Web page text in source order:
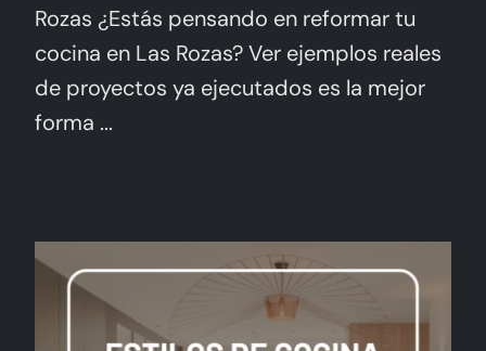
Rozas ¿Estás pensando en reformar tu
cocina en Las Rozas? Ver ejemplos reales
de proyectos ya ejecutados es la mejor
forma ...